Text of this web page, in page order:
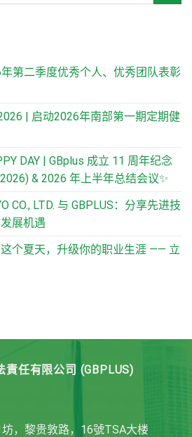
第二季度优秀个人、优秀团队表彰
| 启动2026年南部第一期定期健
DAY | GBplus 成立 11 周年纪念
& 2026 年上半年总结会议✨
CO., LTD. 与 GBPLUS：分享先进技
展机遇
个夏天，升级你的职业生涯 —— 立
責任有限公司 (GBPLUS)
，黎贵敦路，16號TSA大楼